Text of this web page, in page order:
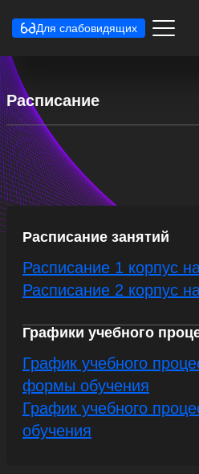
Для слабовидящих
Расписание
Расписание занятий
Расписание 1 корпус
Расписание 2 корпус
Графики учебного
График учебного
формы обучения
График учебного
обучения